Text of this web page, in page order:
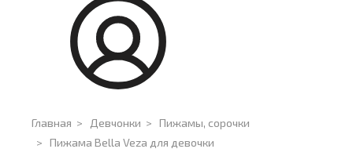
Главная > Девчонки > Пижамы, сорочки
> Пижама Bella Veza для девочки